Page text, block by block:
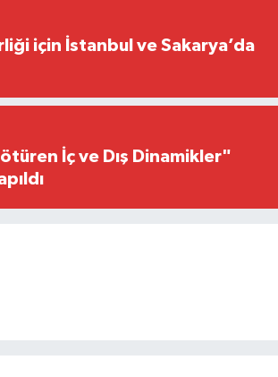
için İstanbul ve Sakarya’da
İç ve Dış Dinamikler"